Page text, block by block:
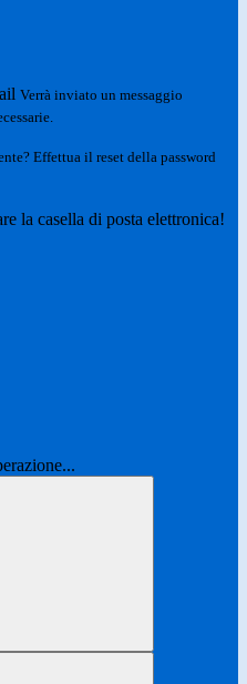
Verrà inviato un messaggio
Effettua il reset della password
la casella di posta elettronica!